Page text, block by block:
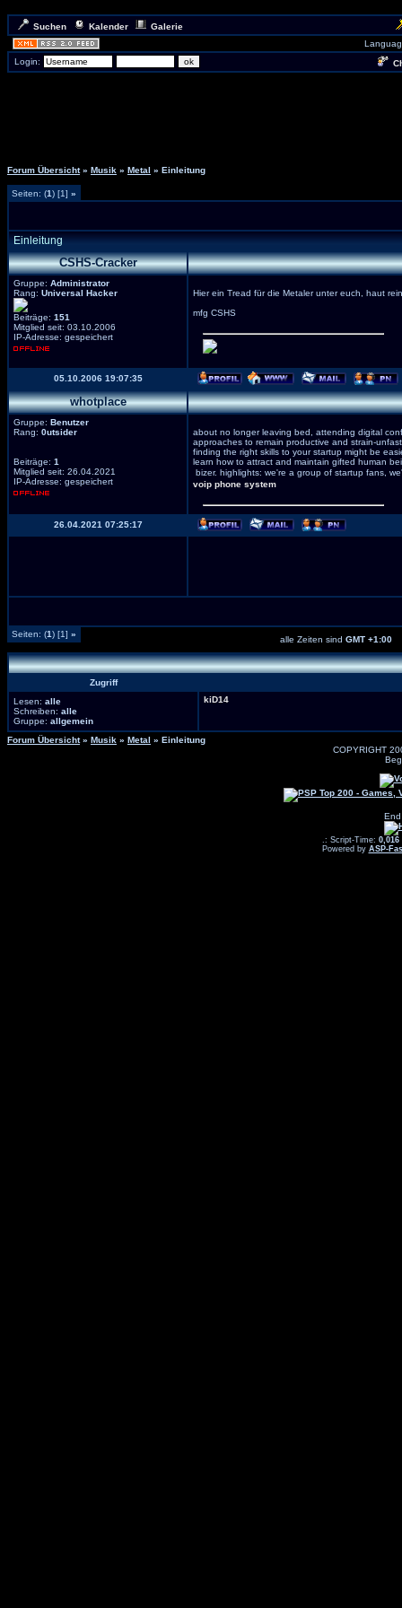
Suchen Kalender
Galerie
Login:
Forum Übersicht » Musik » Metal » Einleitung
Seiten: (1) [1] »
Einleitung
CSHS-Cracker
Gruppe: Administrator
Rang: Universal Hacker
Beiträge: 151
Mitglied seit: 03.10.2006
IP-Adresse: gespeichert
Hier ein Tread für die Metaler unter euch, haut
mfg CSHS
05.10.2006 19:07:35
whotplace
Gruppe: Benutzer
Rang: 0utsider
Beiträge: 1
Mitglied seit: 26.04.2021
IP-Adresse: gespeichert
about no longer leaving bed, attending digital
approaches to remain productive and strain-
finding the right skills to your startup might be
learn how to attract and maintain gifted human
bizer. highlights: we're a group of startup fans,
voip phone system
26.04.2021 07:25:17
Seiten: (1) [1] »
alle Zeiten sind GMT +1:00
Zugriff
Lesen: alle
Schreiben: alle
Gruppe: allgemein
kiD14
Forum Übersicht » Musik » Metal » Einleitung
COPYRIGHT
.: Script-Time: 0,016
Powered by ASP-